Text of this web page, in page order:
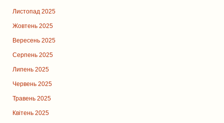
Листопад 2025
Жовтень 2025
Вересень 2025
Серпень 2025
Липень 2025
Червень 2025
Травень 2025
Квітень 2025